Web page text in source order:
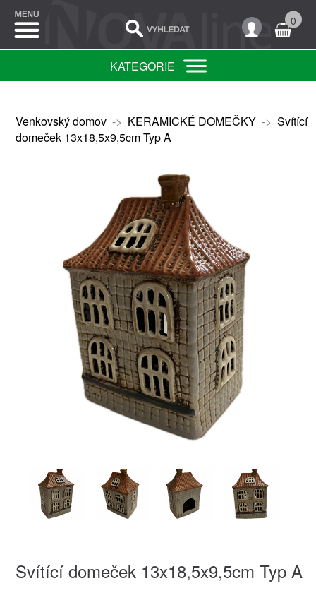
0
KATEGORIE
Venkovský domov-> KERAMICKÉ DOMEČKY-> Svítící
domeček 13x18,5x9,5cm Typ A
Svítící domeček 13x18,5x9,5cm Typ A